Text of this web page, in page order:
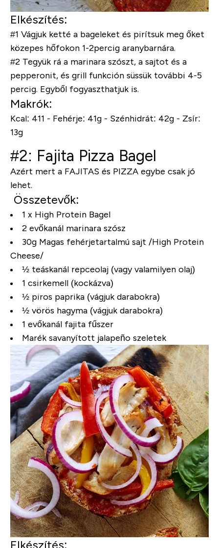
Elkészítés:
#1 Vágjuk ketté a bageleket és pirítsuk meg őket
közepes hőfokon 1-2percig aranybarnára.
#2 Tegyük rá a marinara szószt, a sajtot és a
pepperonit, és grill funkción süssük további 4-5
percig. Egyből fogyaszthatjuk is.
Makrók:
Kcal: 411 - Fehérje: 41g - Szénhidrát: 42g - Zsír:
13g
#2: Fajita Pizza Bagel
Azért mert a FAJITAS és PIZZA egybe csak jó
lehet.
Összetevők:
1 x High Protein Bagel
2 evőkanál marinara szósz
30g Magas fehérjetartalmú sajt /High Protein
Cheese/
½ teáskanál repceolaj (vagy valamilyen olaj)
1 csirkemell (kockázva)
½ piros paprika (vágjuk darabokra)
½ vörös hagyma (vágjuk darabokra)
1 evőkanál fajita fűszer
Marék savanyított jalapeño szeletek
Elkészítés: